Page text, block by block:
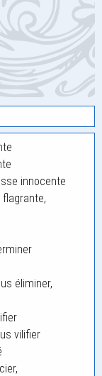
innocente
éliminer,
vilifier